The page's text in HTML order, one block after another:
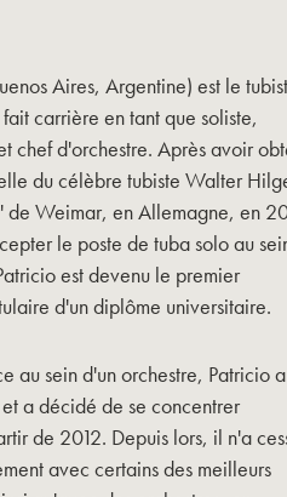
Aires, Argentine) est le
carrière en tant que soliste,
chef d'orchestre. Après avoir
du célèbre tubiste Walter
de Weimar, en Allemagne, en
le poste de tuba solo au
est devenu le premier
d'un diplôme universitaire.
au sein d'un orchestre, Patricio a
a décidé de se concentrer
de 2012. Depuis lors, il n'a
avec certains des meilleurs